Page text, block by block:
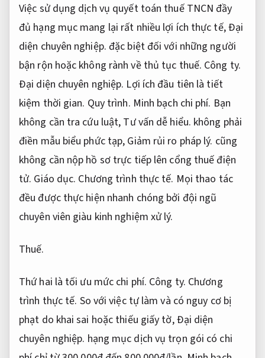
Việc sử dụng dịch vụ quyết toán thuế TNCN đầy
đủ hạng mục mang lại rất nhiều lợi ích thực tế,Đại
diện chuyên nghiệp. đặc biệt đối với những người
bận rộn hoặc không rành về thủ tục thuế. Công ty.
Đại diện chuyên nghiệp. Lợi ích đầu tiên là tiết
kiệm thời gian. Quy trình. Minh bạch chi phí. Bạn
không cần tra cứu luật, Tư vấn dễ hiểu. không phải
điền mẫu biểu phức tạp, Giảm rủi ro pháp lý. cũng
không cần nộp hồ sơ trực tiếp lên cổng thuế điện
tử. Giáo dục. Chương trình thực tế. Mọi thao tác
đều được thực hiện nhanh chóng bởi đội ngũ
chuyên viên giàu kinh nghiệm xử lý.
Thuế.
Thứ hai là tối ưu mức chi phí. Công ty. Chương
trình thực tế. So với việc tự làm và có nguy cơ bị
phạt do khai sai hoặc thiếu giấy tờ,Đại diện
chuyên nghiệp. hạng mục dịch vụ trọn gói có chi